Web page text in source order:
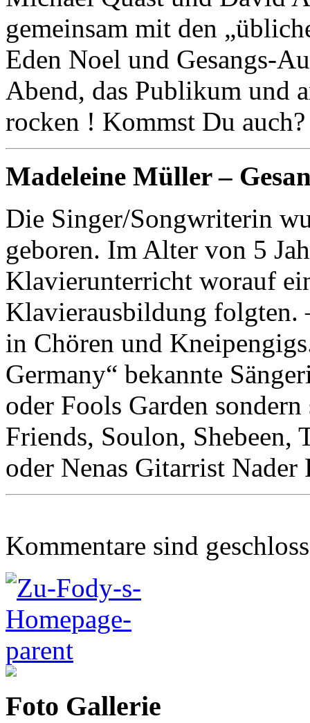
gemeinsam mit den
Eden Noel und Gesangs-
Abend, das Publikum und
rocken ! Kommst Du auch?
Madeleine Müller –
Die Singer/Songwriterin
geboren. Im Alter von 5
Klavierunterricht worauf
Klavierausbildung folgten.
in Chören und
Germany“ bekannte
oder Fools Garden
Friends, Soulon,
oder Nenas Gitarrist Nader
Kommentare sind
Foto Gallerie